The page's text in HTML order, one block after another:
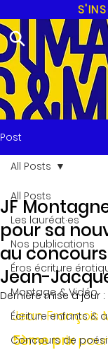
Post
All Posts
Les lauréat·es
Nos publications
Éros écriture
Montage & Vidéo
Écriture enfants &
Concours de
All Posts
JF
pour sa
au
Jean-
Dernière mise à jour :
Jean François
5ème prix